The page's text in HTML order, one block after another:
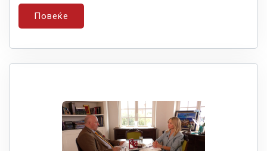
Повеќе